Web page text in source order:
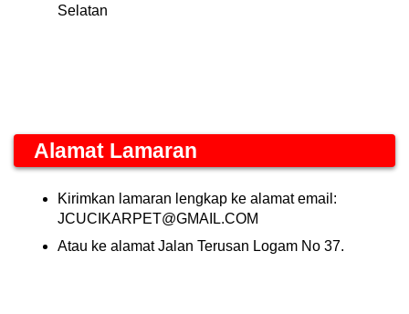
Selatan
Alamat Lamaran
Kirimkan lamaran lengkap ke alamat email:
JCUCIKARPET@GMAIL.COM
Atau ke alamat Jalan Terusan Logam No 37.